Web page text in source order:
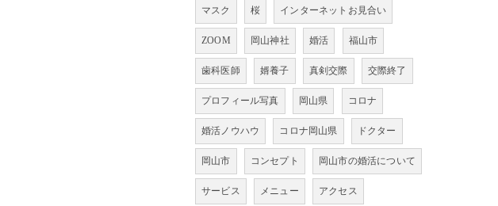
マスク 桜 インターネットお見合い
ZOOM 岡山神社 婚活 福山市
歯科医師 婿養子 真剣交際 交際終了
プロフィール写真 岡山県 コロナ
婚活ノウハウ コロナ岡山県 ドクター
岡山市 コンセプト 岡山市の婚活について
サービス メニュー アクセス